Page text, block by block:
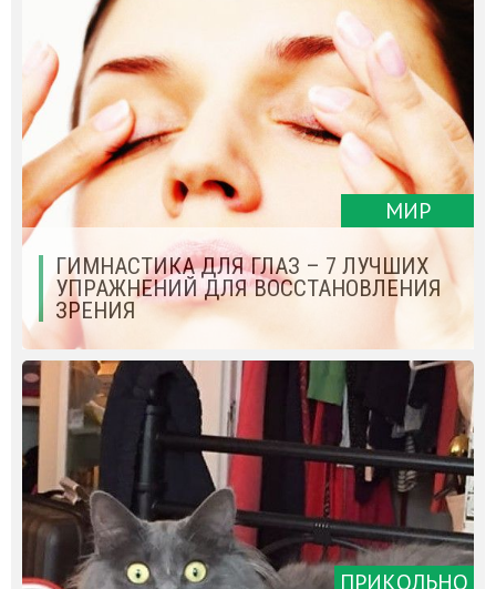
МИР
ГИМНАСТИКА ДЛЯ ГЛАЗ – 7 ЛУЧШИХ
УПРАЖНЕНИЙ ДЛЯ ВОССТАНОВЛЕНИЯ
ЗРЕНИЯ
ПРИКОЛЬНО